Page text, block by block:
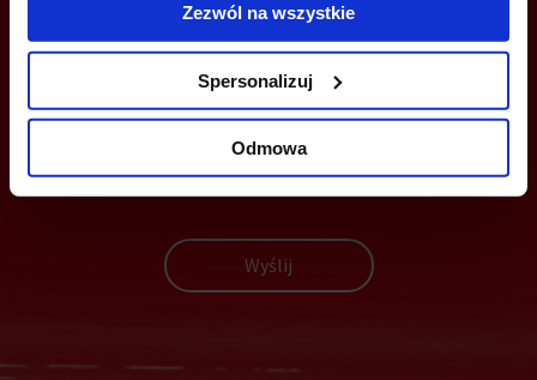
Zezwól na wszystkie
Spersonalizuj
Odmowa
MOŻESZ TEŻ ZOSTAWIĆ SWÓJ NUMER, A MY SKONTAKTUJEMY SIĘ
Z TOBĄ
Wyślij